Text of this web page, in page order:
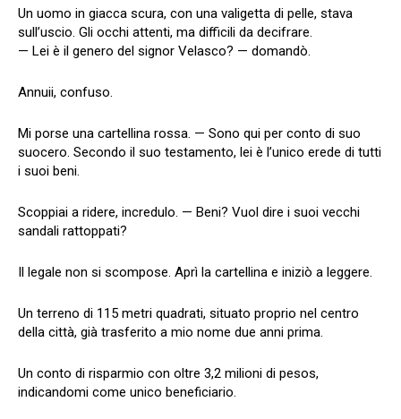
Un uomo in giacca scura, con una valigetta di pelle, stava
sull’uscio. Gli occhi attenti, ma difficili da decifrare.
— Lei è il genero del signor Velasco? — domandò.
Annuii, confuso.
Mi porse una cartellina rossa. — Sono qui per conto di suo
suocero. Secondo il suo testamento, lei è l’unico erede di tutti
i suoi beni.
Scoppiai a ridere, incredulo. — Beni? Vuol dire i suoi vecchi
sandali rattoppati?
Il legale non si scompose. Aprì la cartellina e iniziò a leggere.
Un terreno di 115 metri quadrati, situato proprio nel centro
della città, già trasferito a mio nome due anni prima.
Un conto di risparmio con oltre 3,2 milioni di pesos,
indicandomi come unico beneficiario.